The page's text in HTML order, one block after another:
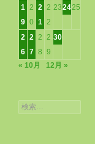
1
9
2
0
2
1
2
2
232425
2
6
2
7
2
8
2
9
30
« 10月 12月 »
検
索: